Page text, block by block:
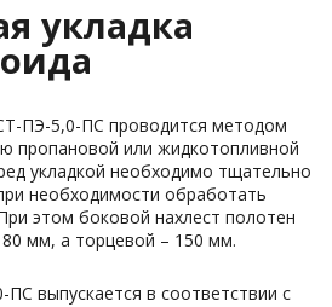
укладка
ПЭ-5,0-ПС проводится методом
пропановой или жидкотопливной
укладкой необходимо тщательно
необходимости обработать
этом боковой нахлест полотен
мм, а торцевой – 150 мм.
выпускается в соответствии с